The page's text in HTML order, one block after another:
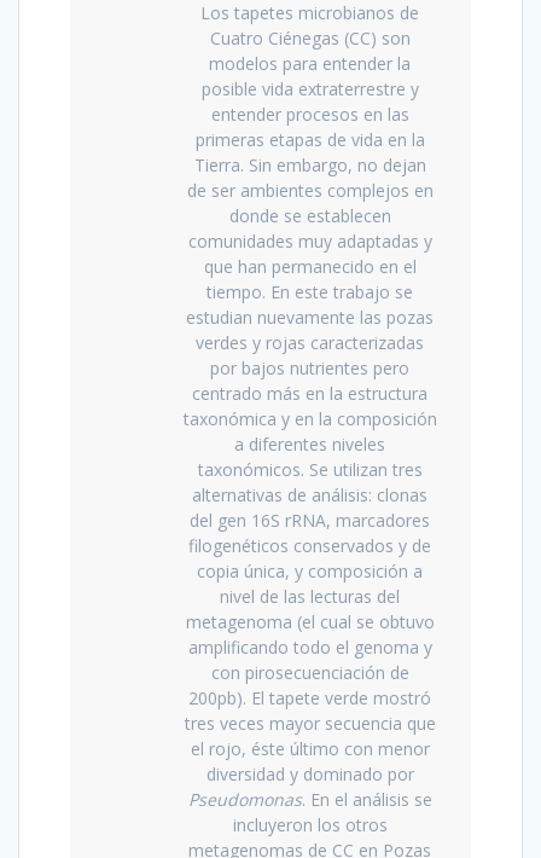
Los tapetes microbianos de
Cuatro Ciénegas (CC) son
modelos para entender la
posible vida extraterrestre y
entender procesos en las
primeras etapas de vida en la
Tierra. Sin embargo, no dejan
de ser ambientes complejos en
donde se establecen
comunidades muy adaptadas y
que han permanecido en el
tiempo. En este trabajo se
estudian nuevamente las pozas
verdes y rojas caracterizadas
por bajos nutrientes pero
centrado más en la estructura
taxonómica y en la composición
a diferentes niveles
taxonómicos. Se utilizan tres
alternativas de análisis: clonas
del gen 16S rRNA, marcadores
filogenéticos conservados y de
copia única, y composición a
nivel de las lecturas del
metagenoma (el cual se obtuvo
amplificando todo el genoma y
con pirosecuenciación de
200pb). El tapete verde mostró
tres veces mayor secuencia que
el rojo, éste último con menor
diversidad y dominado por
Pseudomonas. En el análisis se
incluyeron los otros
metagenomas de CC en Pozas